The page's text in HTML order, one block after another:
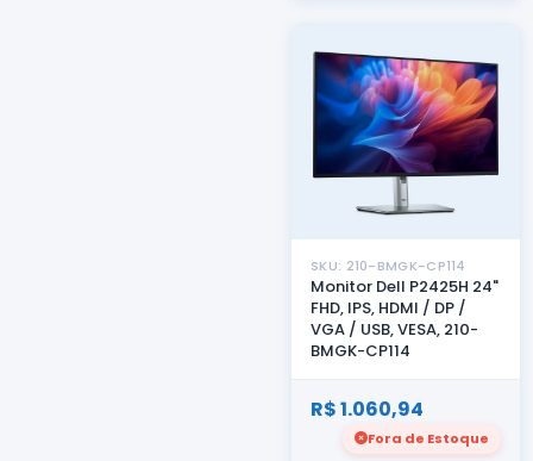
SKU: 210-BMGK-CP114
Monitor Dell P2425H 24"
FHD, IPS, HDMI / DP /
VGA / USB, VESA, 210-
BMGK-CP114
R$ 1.060,94
Fora de Estoque